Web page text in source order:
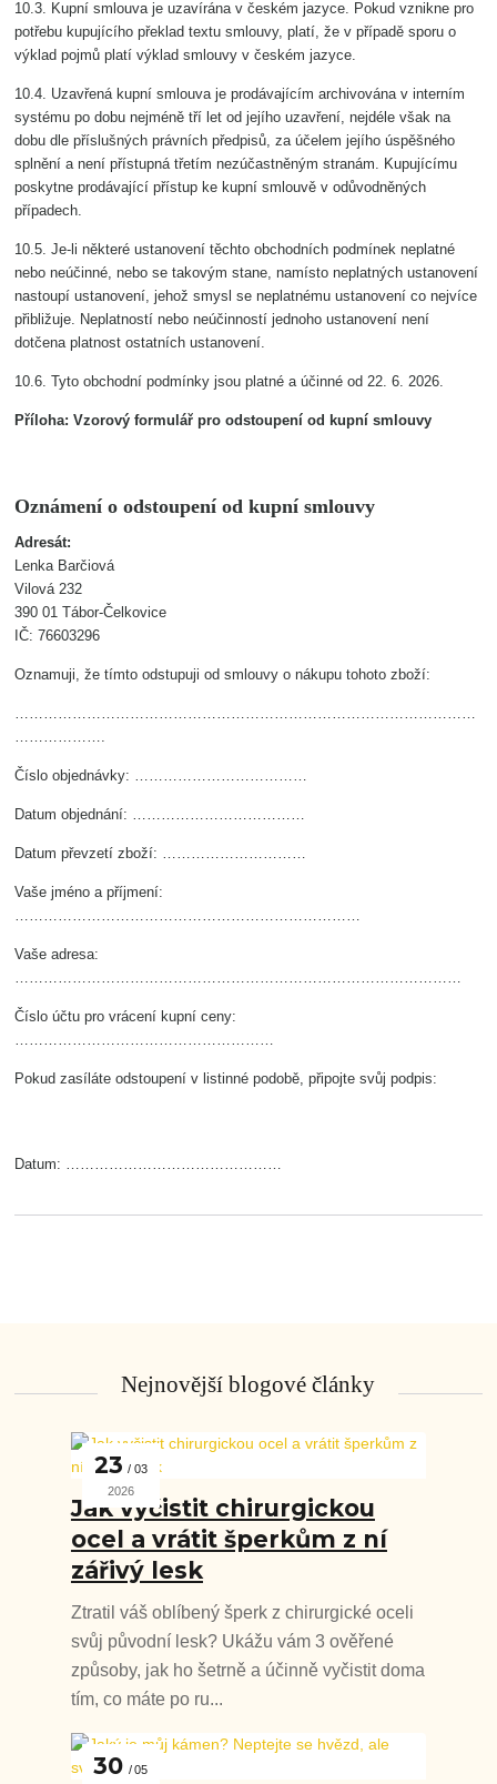
10.3. Kupní smlouva je uzavírána v českém jazyce. Pokud vznikne pro
potřebu kupujícího překlad textu smlouvy, platí, že v případě sporu o
výklad pojmů platí výklad smlouvy v českém jazyce.
10.4. Uzavřená kupní smlouva je prodávajícím archivována v interním
systému po dobu nejméně tří let od jejího uzavření, nejdéle však na
dobu dle příslušných právních předpisů, za účelem jejího úspěšného
splnění a není přístupná třetím nezúčastněným stranám. Kupujícímu
poskytne prodávající přístup ke kupní smlouvě v odůvodněných
případech.
10.5. Je-li některé ustanovení těchto obchodních podmínek neplatné
nebo neúčinné, nebo se takovým stane, namísto neplatných ustanovení
nastoupí ustanovení, jehož smysl se neplatnému ustanovení co nejvíce
přibližuje. Neplatností nebo neúčinností jednoho ustanovení není
dotčena platnost ostatních ustanovení.
10.6. Tyto obchodní podmínky jsou platné a účinné od 22. 6. 2026.
Příloha: Vzorový formulář pro odstoupení od kupní smlouvy
Oznámení o odstoupení od kupní smlouvy
Adresát:
Lenka Barčiová
Vilová 232
390 01 Tábor-Čelkovice
IČ: 76603296
Oznamuji, že tímto odstupuji od smlouvy o nákupu tohoto zboží:
Číslo objednávky: ………………………………
Datum objednání: ………………………………
Datum převzetí zboží: …………………………
Vaše jméno a příjmení:
Vaše adresa:
Číslo účtu pro vrácení kupní ceny:
Pokud zasíláte odstoupení v listinné podobě, připojte svůj podpis:
Datum: ………………………………………
Nejnovější blogové články
23
03
2026
Jak vyčistit chirurgickou
ocel a vrátit šperkům z ní
zářivý lesk
Ztratil váš oblíbený šperk z chirurgické oceli
svůj původní lesk? Ukážu vám 3 ověřené
způsoby, jak ho šetrně a účinně vyčistit doma
tím, co máte po ru...
30
05